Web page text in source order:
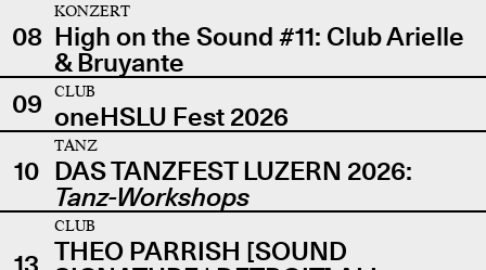
08
KONZERT
High on the Sound #11: Club Arielle
& Bruyante
09
CLUB
oneHSLU Fest 2026
10
TANZ
DAS TANZFEST LUZERN 2026:
Tanz-Workshops
CLUB
THEO PARRISH [SOUND